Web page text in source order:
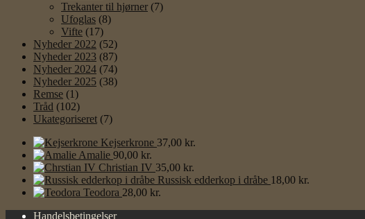
Trekanter til hjørner (7)
Ufoglas (8)
Vifte (17)
Nyheder 2022 (52)
Nyheder 2023 (87)
Nyheder 2024 (74)
Nyheder 2025 (38)
Remse (1)
Tråd (102)
Ukategoriseret (7)
Kejserkrone 37,00 kr.
Amalie 90,00 kr.
Christian IV 35,00 kr.
Russisk edderkop i dråbe 18,00 kr.
Teodora 28,00 kr.
Handelsbetingelser